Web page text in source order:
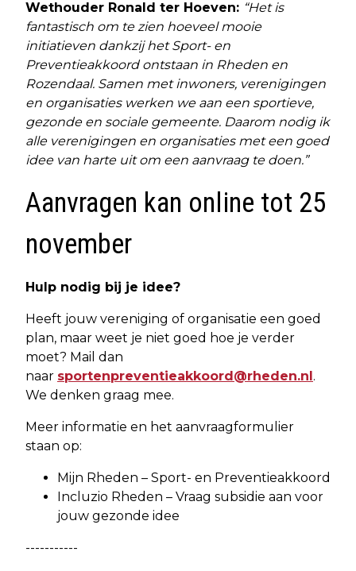
Wethouder Ronald ter Hoeven: “Het is
fantastisch om te zien hoeveel mooie
initiatieven dankzij het Sport- en
Preventieakkoord ontstaan in Rheden en
Rozendaal. Samen met inwoners, verenigingen
en organisaties werken we aan een sportieve,
gezonde en sociale gemeente. Daarom nodig ik
alle verenigingen en organisaties met een goed
idee van harte uit om een aanvraag te doen.”
Aanvragen kan online tot 25
november
Hulp nodig bij je idee?
Heeft jouw vereniging of organisatie een goed
plan, maar weet je niet goed hoe je verder
moet? Mail dan
naar sportenpreventieakkoord@rheden.nl.
We denken graag mee.
Meer informatie en het aanvraagformulier
staan op:
Mijn Rheden – Sport- en Preventieakkoord
Incluzio Rheden – Vraag subsidie aan voor
jouw gezonde idee
-----------